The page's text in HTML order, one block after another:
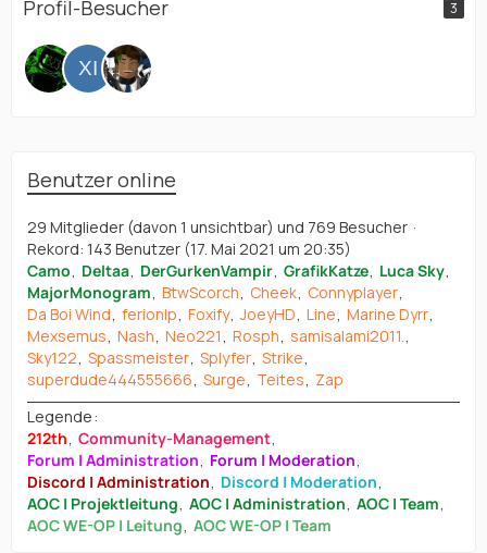
Profil-Besucher 3
Benutzer online
29 Mitglieder (davon 1 unsichtbar) und 769 Besucher
Rekord: 143 Benutzer (17. Mai 2021 um 20:35)
Camo
Deltaa DerGurkenVampir GrafikKatze Luca Sky
MajorMonogram BtwScorch Cheek Connyplayer
Da Boi Wind ferionlp Foxify JoeyHD Line Marine Dyrr
Mexsemus Nash Neo221 Rosph
samisalami2011.
Sky122 Spassmeister Splyfer Strike
superdude444555666 Surge Teites
Zap
Legende
212th Community-Management
Forum | Administration
Forum | Moderation
Discord | Administration
Discord | Moderation
AOC | Projektleitung AOC | Administration AOC | Team
AOC WE-OP | Leitung AOC WE-OP | Team